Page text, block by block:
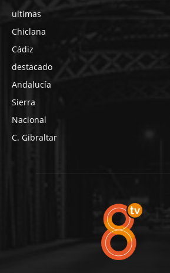
ultimas
Chiclana
Cádiz
destacado
Andalucía
Sierra
Nacional
C. Gibraltar